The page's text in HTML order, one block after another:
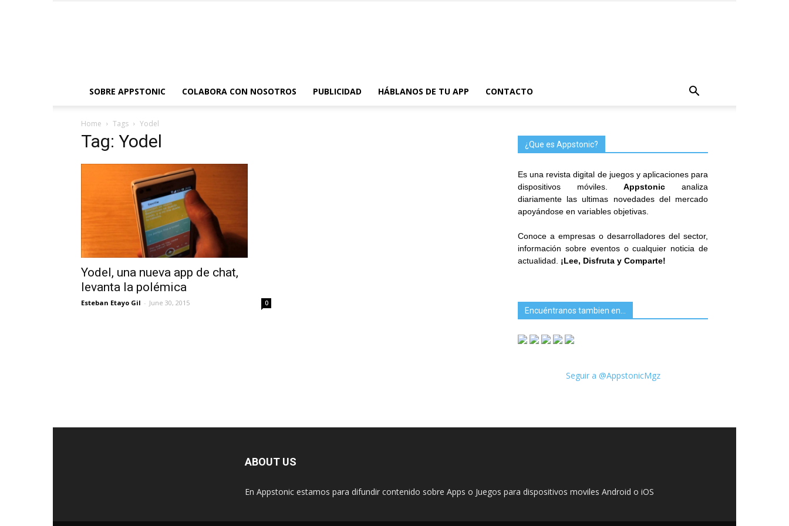
SOBRE APPSTONIC COLABORA CON NOSOTROS PUBLICIDAD HÁBLANOS DE TU APP CONTACTO
Home Tags Yodel
Tag: Yodel
Yodel, una nueva app de chat,
levanta la polémica
Esteban Etayo Gil - June 30, 2015 0
¿Que es Appstonic?
Es una revista digital de juegos y aplicaciones para
dispositivos móviles.Appstonic analiza
diariamente las ultimas novedades del mercado
apoyándose en variables objetivas.
Conoce a empresas o desarrolladores del sector,
información sobre eventos o cualquier noticia de
actualidad. ¡Lee, Disfruta y Comparte!
Encuéntranos tambien en…
Seguir a @AppstonicMgz
ABOUT US
En Appstonic estamos para difundir contenido sobre Apps o Juegos para dispositivos moviles Android o iOS